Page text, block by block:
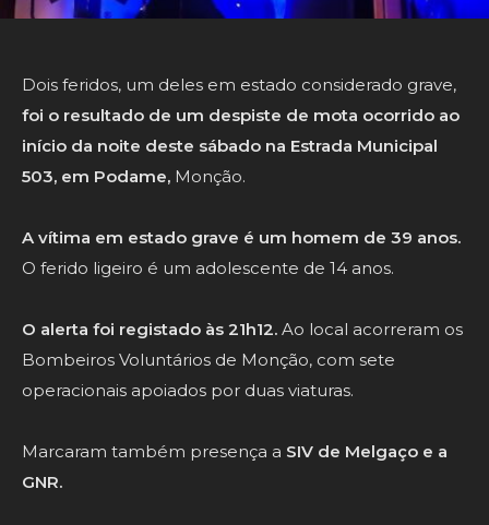
Dois feridos, um deles em estado considerado grave,
foi o resultado de um despiste de mota ocorrido ao
início da noite deste sábado na Estrada Municipal
503, em Podame, Monção.
A vítima em estado grave é um homem de 39 anos.
O ferido ligeiro é um adolescente de 14 anos.
O alerta foi registado às 21h12. Ao local acorreram os
Bombeiros Voluntários de Monção, com sete
operacionais apoiados por duas viaturas.
Marcaram também presença a SIV de Melgaço e a
GNR.